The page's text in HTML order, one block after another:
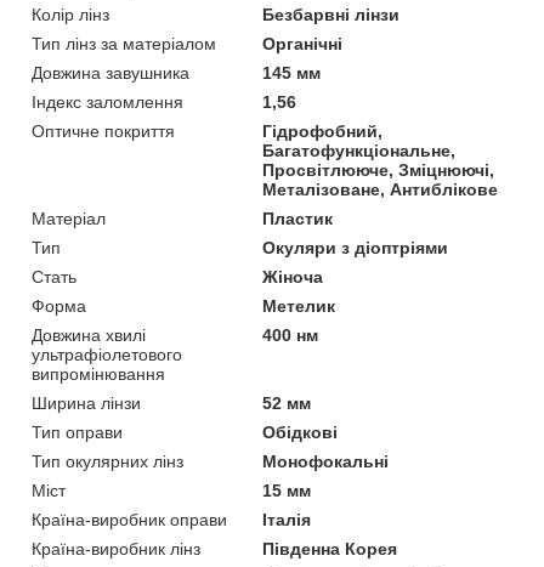
Колір лінз
Безбарвні лінзи
Тип лінз за матеріалом
Органічні
Довжина завушника
145 мм
Індекс заломлення
1,56
Оптичне покриття
Гідрофобний,
Багатофункціональне,
Просвітлююче, Зміцнюючі,
Металізоване, Антиблікове
Матеріал
Пластик
Тип
Окуляри з діоптріями
Стать
Жіноча
Форма
Метелик
Довжина хвилі
ультрафіолетового
випромінювання
400 нм
Ширина лінзи
52 мм
Тип оправи
Обідкові
Тип окулярних лінз
Монофокальні
Міст
15 мм
Країна-виробник оправи
Італія
Країна-виробник лінз
Південна Корея